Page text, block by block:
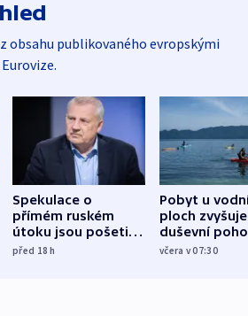
obsahu publikovaného evropskými
Spekulace o
přímém ruském
útoku jsou pošetilé,
míní estonský
před 18h
Pobyt u
ploch zvyšuje
duševní
ukázala
včera v 07:30